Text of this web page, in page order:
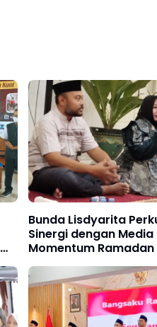
Bunda Lisdyarita
Sinergi dengan Media
Momentum Ramadan